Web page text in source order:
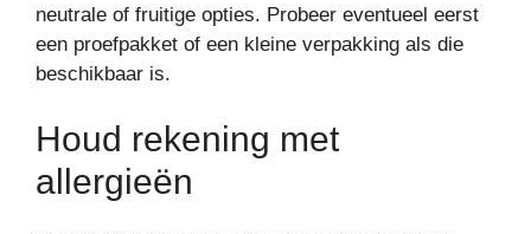
neutrale of fruitige opties. Probeer eventueel eerst
een proefpakket of een kleine verpakking als die
beschikbaar is.
Houd rekening met
allergieën